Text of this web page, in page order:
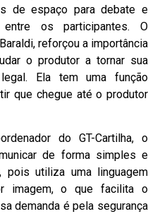
de espaço para debate e
os participantes. O
reforçou a importância
o produtor a tornar sua
legal. Ela tem uma função
que chegue até o produtor
do GT-Cartilha, o
de forma simples e
pois utiliza uma linguagem
imagem, o que facilita o
demanda é pela segurança